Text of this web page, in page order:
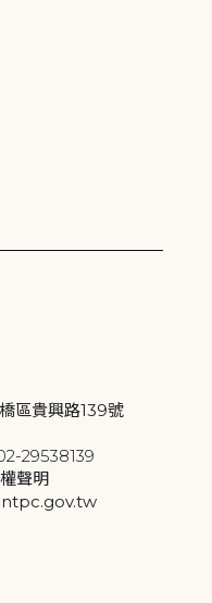
區貴興路139號
29538139
聲明